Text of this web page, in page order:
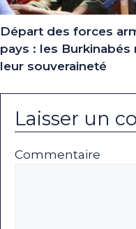
Départ des forces
pays : les
leur souveraineté
Laisser un
Commentaire